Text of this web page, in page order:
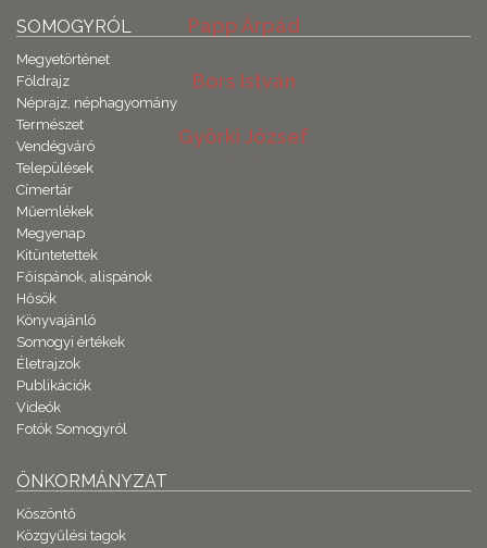
Papp Árpád
Bors István
(1938. 02. 19. - 2003. 08. 10.)
Györki József
SOMOGYRÓL
Megyetörténet
Földrajz
Néprajz, néphagyomány
Természet
Vendégváró
Települések
Címertár
Műemlékek
Megyenap
Kitüntetettek
Főispánok, alispánok
Hősök
Könyvajánló
Somogyi értékek
Életrajzok
Publikációk
Videók
Fotók Somogyról
ÖNKORMÁNYZAT
Köszöntő
Közgyűlési tagok